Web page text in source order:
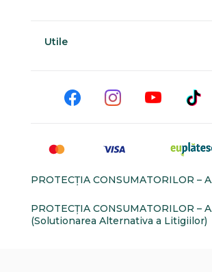
Utile
PROTECŢIA CONSUMATORILOR –
PROTECŢIA CONSUMATORILOR –
(Solutionarea Alternativa a Litigiilor)